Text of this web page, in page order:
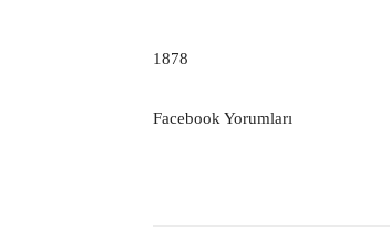
1878
Facebook Yorumları